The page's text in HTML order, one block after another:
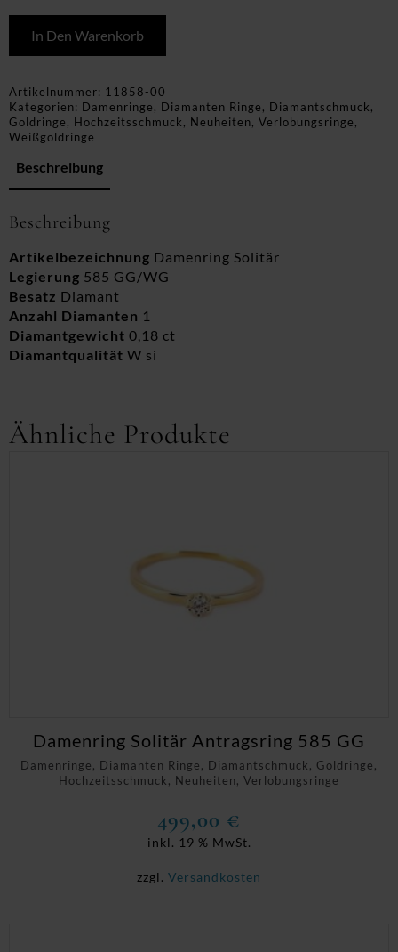
In Den Warenkorb
Artikelnummer: 11858-00
Kategorien: Damenringe, Diamanten Ringe, Diamantschmuck,
Goldringe, Hochzeitsschmuck, Neuheiten, Verlobungsringe,
Weißgoldringe
Beschreibung
Beschreibung
Artikelbezeichnung Damenring Solitär
Legierung 585 GG/WG
Besatz Diamant
Anzahl Diamanten 1
Diamantgewicht 0,18 ct
Diamantqualität W si
Ähnliche Produkte
Damenringe, Diamanten Ringe, Diamantschmuck, Goldringe,
Hochzeitsschmuck, Neuheiten, Verlobungsringe
Damenring Solitär Antragsring 585 GG
499,00 €
inkl. 19 % MwSt.
zzgl. Versandkosten